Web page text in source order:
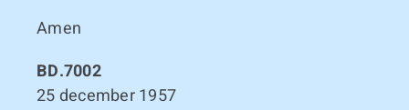
Amen
BD.7002
25 december 1957